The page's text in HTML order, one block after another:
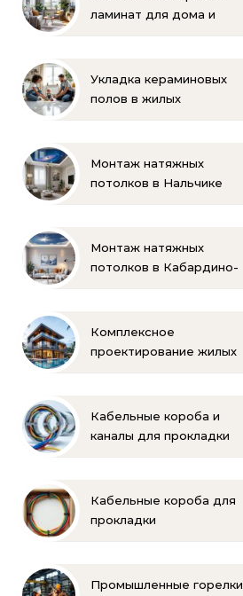
ламинат для дома и
Укладка кераминовых
полов в жилых
Монтаж натяжных
потолков в Нальчике
Монтаж натяжных
потолков в Кабардино-
Комплексное
проектирование жилых
Кабельные короба и
каналы для прокладки
Кабельные короба для
прокладки
Промышленные горелки